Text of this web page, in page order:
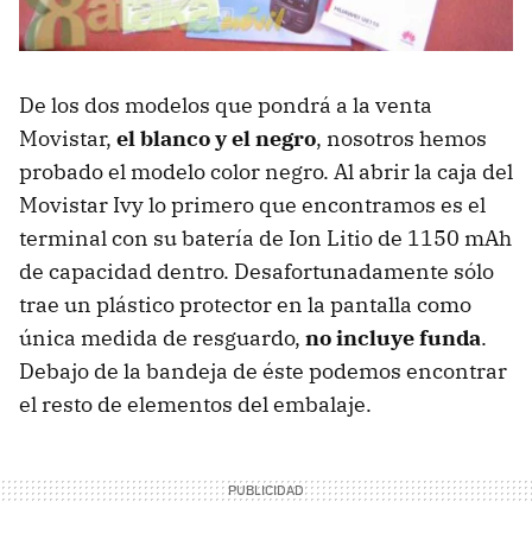
De los dos modelos que pondrá a la venta
Movistar, el blanco y el negro, nosotros hemos
probado el modelo color negro. Al abrir la caja del
Movistar Ivy lo primero que encontramos es el
terminal con su batería de Ion Litio de 1150 mAh
de capacidad dentro. Desafortunadamente sólo
trae un plástico protector en la pantalla como
única medida de resguardo, no incluye funda.
Debajo de la bandeja de éste podemos encontrar
el resto de elementos del embalaje.